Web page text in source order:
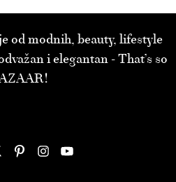
od modnih, beauty, lifestyle
i elegantan - That’s so